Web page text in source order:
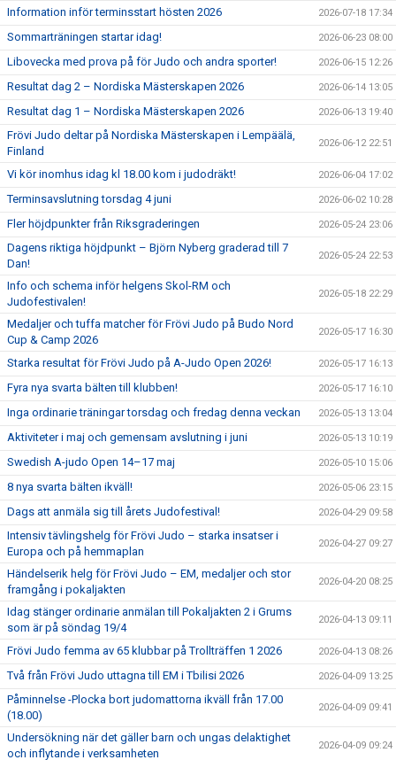
Information inför terminsstart hösten 2026 2026-07-18 17:34
Sommarträningen startar idag! 2026-06-23 08:00
Libovecka med prova på för Judo och andra sporter! 2026-06-15 12:26
Resultat dag 2 – Nordiska Mästerskapen 2026 2026-06-14 13:05
Resultat dag 1 – Nordiska Mästerskapen 2026 2026-06-13 19:40
Frövi Judo deltar på Nordiska Mästerskapen i Lempäälä,
Finland
2026-06-12 22:51
Vi kör inomhus idag kl 18.00 kom i judodräkt! 2026-06-04 17:02
Terminsavslutning torsdag 4 juni 2026-06-02 10:28
Fler höjdpunkter från Riksgraderingen 2026-05-24 23:06
Dagens riktiga höjdpunkt – Björn Nyberg graderad till 7
Dan!
2026-05-24 22:53
Info och schema inför helgens Skol-RM och
Judofestivalen!
2026-05-18 22:29
Medaljer och tuffa matcher för Frövi Judo på Budo Nord
Cup & Camp 2026
2026-05-17 16:30
Starka resultat för Frövi Judo på A-Judo Open 2026! 2026-05-17 16:13
Fyra nya svarta bälten till klubben! 2026-05-17 16:10
Inga ordinarie träningar torsdag och fredag denna veckan 2026-05-13 13:04
Aktiviteter i maj och gemensam avslutning i juni 2026-05-13 10:19
Swedish A-judo Open 14–17 maj 2026-05-10 15:06
8 nya svarta bälten ikväll! 2026-05-06 23:15
Dags att anmäla sig till årets Judofestival! 2026-04-29 09:58
Intensiv tävlingshelg för Frövi Judo – starka insatser i
Europa och på hemmaplan
2026-04-27 09:27
Händelserik helg för Frövi Judo – EM, medaljer och stor
framgång i pokaljakten
2026-04-20 08:25
Idag stänger ordinarie anmälan till Pokaljakten 2 i Grums
som är på söndag 19/4
2026-04-13 09:11
Frövi Judo femma av 65 klubbar på Trollträffen 1 2026 2026-04-13 08:26
Två från Frövi Judo uttagna till EM i Tbilisi 2026 2026-04-09 13:25
Påminnelse -Plocka bort judomattorna ikväll från 17.00
(18.00)
2026-04-09 09:41
Undersökning när det gäller barn och ungas delaktighet
och inflytande i verksamheten
2026-04-09 09:24